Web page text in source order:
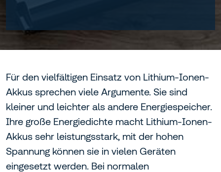
Für den vielfältigen Einsatz von Lithium-Ionen-
Akkus sprechen viele Argumente. Sie sind
kleiner und leichter als andere Energiespeicher.
Ihre große Energiedichte macht Lithium-Ionen-
Akkus sehr leistungsstark, mit der hohen
Spannung können sie in vielen Geräten
eingesetzt werden. Bei normalen